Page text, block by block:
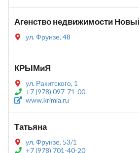
Агенство недвижимости
ул. Фрунзе, 48
КРЫМиЯ
ул. Ракитского, 1
+7 (978) 097-71-00
www.krimia.ru
Татьяна
ул. Фрунзе, 53/1
+7 (978) 701-40-20